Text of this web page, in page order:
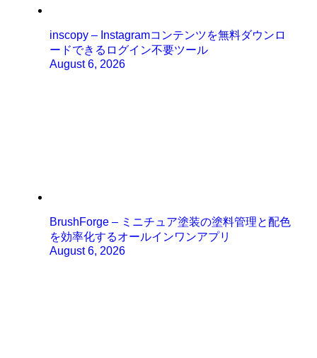
inscopy – Instagramコンテンツを無料ダウンロ
ードできるログイン不要ツール
August 6, 2026
BrushForge – ミニチュア塗装の塗料管理と配色
を効率化するオールインワンアプリ
August 6, 2026